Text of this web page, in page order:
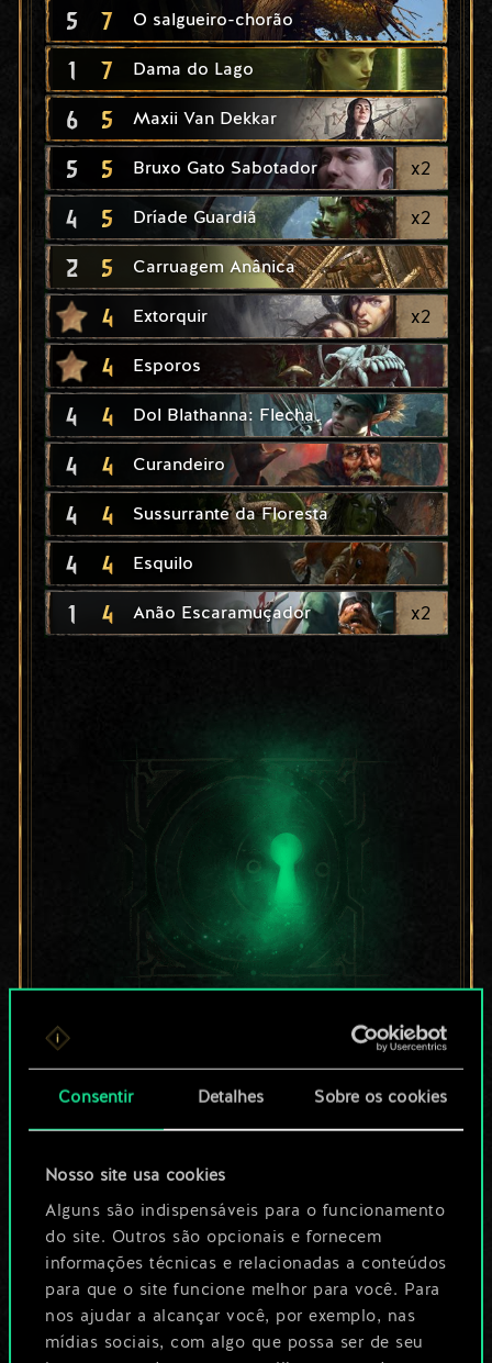
Consentir Detalhes Sobre os cookies
Nosso site usa cookies
Alguns são indispensáveis para o funcionamento
do site. Outros são opcionais e fornecem
informações técnicas e relacionadas a conteúdos
para que o site funcione melhor para você. Para
nos ajudar a alcançar você, por exemplo, nas
mídias sociais, com algo que possa ser de seu
5 7 O salgueiro-chorão
1 7 Dama do Lago
6 5 Maxii Van Dekkar
5 5 Bruxo Gato Sabotador x2
4 5 Dríade Guardiã x2
2 5 Carruagem Anânica
4 Extorquir x2
4 Esporos
4 4 Dol Blathanna: Flecha
4 4 Curandeiro
4 4 Sussurrante da Floresta
4 4 Esquilo
1 4 Anão Escaramuçador x2
Por enquanto, isto é
apenas um conjunto
de cartas
compartilhado.
No entanto, dá para
ser muito mais!